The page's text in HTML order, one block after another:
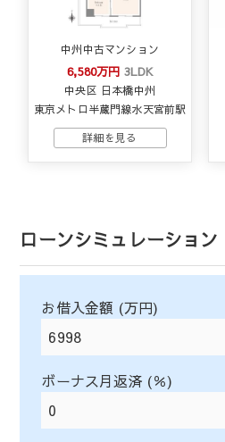
中州中古マンション
6,580万円 3LDK
中央区 日本橋中州
東京メトロ半蔵門線水天宮前駅
ローンシミュレーション
お借入金額 (万円)
ボーナス月返済 (％)